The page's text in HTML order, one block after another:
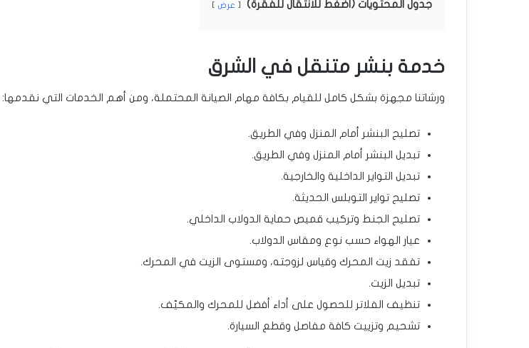
جدول المحتويات (اضغط للانتقال للفقرة) عرض
خدمة بنشر متنقل في الشرق
ورشاتنا مجهزة بشكل كامل للقيام بكافة مهام الصيانة المحتملة، ومن أهم الخدمات التي نقدمها:
تصليح البنشر أمام المنزل وفي الطريق.
تبديل البنشر أمام المنزل وفي الطريق.
تبديل التواير الداخلية والخارجية.
تصليح تواير التوبلس الحديثة.
تصليح الجنط وتركيب قميص حماية الدولاب الداخلي.
عيار الهواء حسب نوع ومقاس الدولاب.
تفقد زيت المحرك وقياس لزوجته، ومستوى الزيت في المحرك.
تبديل الزيت.
تنظيف الفلاتر للحصول على أداء أفضل للمحرك والمكيّف.
تشحيم وتزييت كافة مفاصل وقطع السيارة.